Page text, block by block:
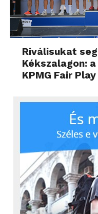
Riválisukat
Kékszalagon:
KPMG Fair